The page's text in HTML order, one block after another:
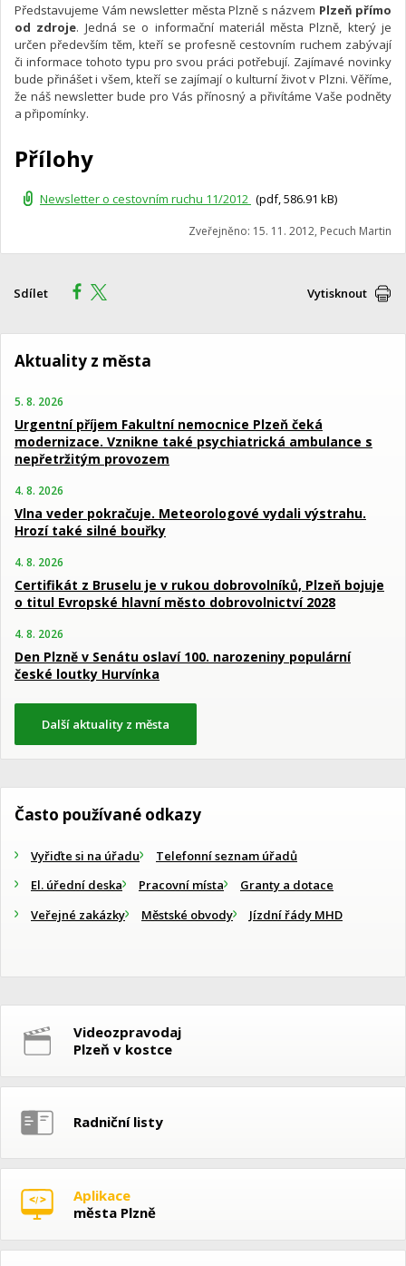
Představujeme Vám newsletter města Plzně s názvem Plzeň přímo
od zdroje. Jedná se o informační materiál města Plzně, který je
určen především těm, kteří se profesně cestovním ruchem zabývají
či informace tohoto typu pro svou práci potřebují. Zajímavé novinky
bude přinášet i všem, kteří se zajímají o kulturní život v Plzni. Věříme,
že náš newsletter bude pro Vás přínosný a přivítáme Vaše podněty
a připomínky.
Přílohy
Newsletter o cestovním ruchu 11/2012 (pdf, 586.91 kB)
Zveřejněno: 15. 11. 2012, Pecuch Martin
Sdílet Vytisknout
Aktuality z města
5. 8. 2026
Urgentní příjem Fakultní nemocnice Plzeň čeká
modernizace. Vznikne také psychiatrická ambulance s
nepřetržitým provozem
4. 8. 2026
Vlna veder pokračuje. Meteorologové vydali výstrahu.
Hrozí také silné bouřky
4. 8. 2026
Certifikát z Bruselu je v rukou dobrovolníků, Plzeň bojuje
o titul Evropské hlavní město dobrovolnictví 2028
4. 8. 2026
Den Plzně v Senátu oslaví 100. narozeniny populární
české loutky Hurvínka
Další aktuality z města
Často používané odkazy
Vyřiďte si na úřadu
Telefonní seznam úřadů
El. úřední deska
Pracovní místa
Granty a dotace
Veřejné zakázky
Městské obvody Jízdní řády MHD
Videozpravodaj
Plzeň v kostce
Radniční listy
Aplikace
města Plzně